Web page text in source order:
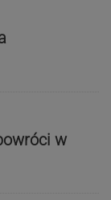
w